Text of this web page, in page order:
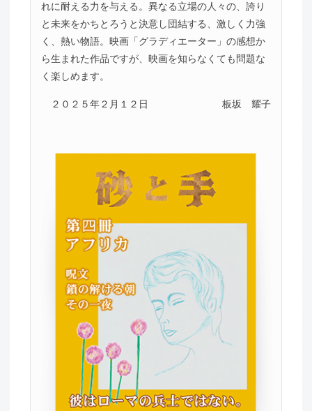
れに耐える力を与える。異なる立場の人々の、誇り
と未来をかちとろうと決意し団結する、激しく力強
く、熱い物語。映画「グラディエーター」の感想か
ら生まれた作品ですが、映画を知らなくても問題な
く楽しめます。
２０２５年２月１２日 板坂 耀子